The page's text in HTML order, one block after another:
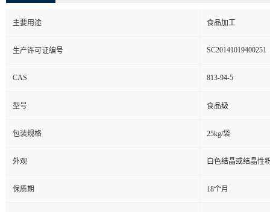
主要用途 食品加工
生产许可证编号 SC20141019400251
CAS 813-94-5
型号 食品级
包装规格 25kg/袋
外观 白色结晶或结晶性
保质期 18个月